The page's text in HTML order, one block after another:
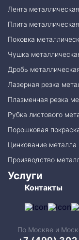
Лента металлическая
Плита металлическая
Поковка
Чушка
Дробь
Лазерная резка
Плазменная резка
Рубка листового
Порошковая
Цинкование металла
Производство
Услуги
Контакты
По Москве и